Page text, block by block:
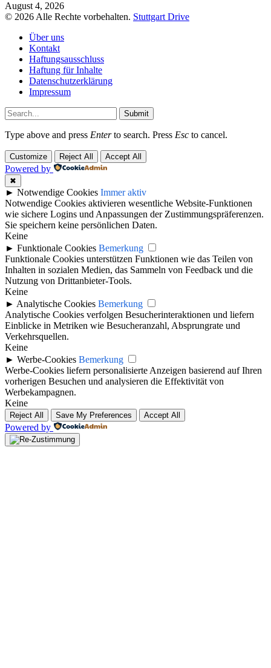
August 4, 2026
© 2026 Alle Rechte vorbehalten. Stuttgart Drive
Über uns
Kontakt
Haftungsausschluss
Haftung für Inhalte
Datenschutzerklärung
Impressum
Submit
Type above and press Enterto search. Press Esc to cancel.
Customize Reject All Accept All
Powered by
✖
► Notwendige Cookies Immer aktiv
Notwendige Cookies aktivieren wesentliche Website-Funktionen
wie sichere Logins und Anpassungen der Zustimmungspräferenzen.
Sie speichern keine persönlichen Daten.
Keine
► Funktionale Cookies Bemerkung
Funktionale Cookies unterstützen Funktionen wie das Teilen von
Inhalten in sozialen Medien, das Sammeln von Feedback und die
Nutzung von Drittanbieter-Tools.
Keine
► Analytische Cookies Bemerkung
Analytische Cookies verfolgen Besucherinteraktionen und liefern
Einblicke in Metriken wie Besucheranzahl, Absprungrate und
Verkehrsquellen.
Keine
► Werbe-Cookies Bemerkung
Werbe-Cookies liefern personalisierte Anzeigen basierend auf Ihren
vorherigen Besuchen und analysieren die Effektivität von
Werbekampagnen.
Keine
Reject All Save My Preferences Accept All
Powered by